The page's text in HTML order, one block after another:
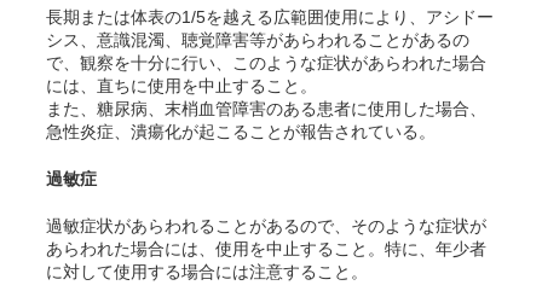
長期または体表の1/5を越える広範囲使用により、アシドー
シス、意識混濁、聴覚障害等があらわれることがあるの
で、観察を十分に行い、このような症状があらわれた場合
には、直ちに使用を中止すること。
また、糖尿病、末梢血管障害のある患者に使用した場合、
急性炎症、潰瘍化が起こることが報告されている。
過敏症
過敏症状があらわれることがあるので、そのような症状が
あらわれた場合には、使用を中止すること。特に、年少者
に対して使用する場合には注意すること。